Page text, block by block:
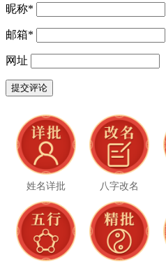
昵称*
邮箱*
网址
姓名详批 八字改名